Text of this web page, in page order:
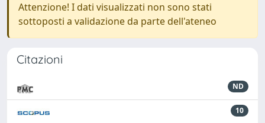
Attenzione! I dati visualizzati non sono stati
sottoposti a validazione da parte dell'ateneo
Citazioni
ND
10